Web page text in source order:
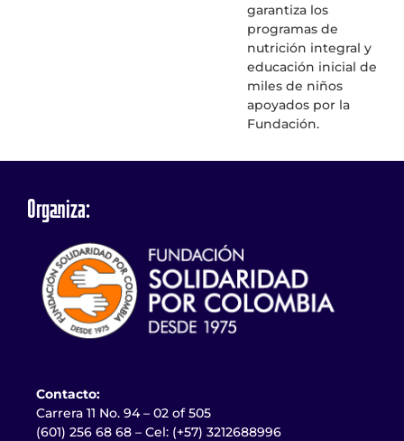
garantiza los
programas de
nutrición integral y
educación inicial de
miles de niños
apoyados por la
Fundación.
Organiza:
Contacto:
Carrera 11 No. 94 – 02 of 505
(601) 256 68 68 – Cel: (+57) 3212688996